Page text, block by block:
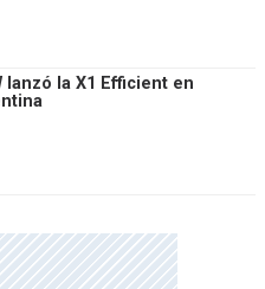
lanzó la X1 Efficient en